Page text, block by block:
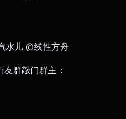
水儿 @线性方舟
群敲门群主：